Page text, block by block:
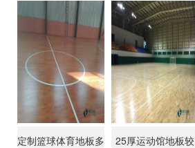
定制篮球体育地板多
25厚运动馆地板较